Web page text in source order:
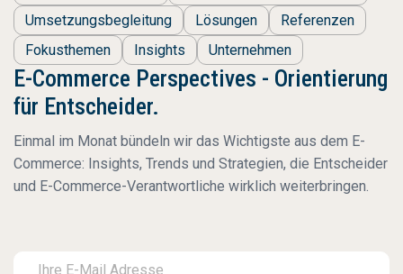
Umsetzungsbegleitung
Lösungen
Referenzen
Fokusthemen
Insights Unternehmen
E-Commerce Perspectives - Orientierung
für Entscheider.
Einmal im Monat bündeln wir das Wichtigste aus dem E-
Commerce: Insights, Trends und Strategien, die Entscheider
und E-Commerce-Verantwortliche wirklich weiterbringen.